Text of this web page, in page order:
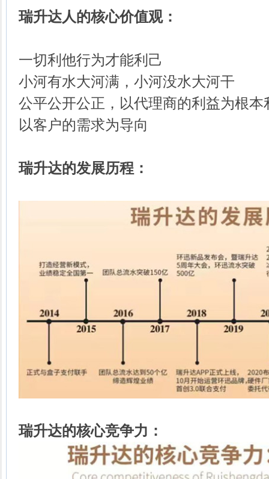
瑞升达人的核心价值观：
一切利他行为才能利己
小河有水大河满，小河没水大河干
公平公开公正，以代理商的利益为根本
以客户的需求为导向
瑞升达的发展历程：
瑞升达的核心竞争力：